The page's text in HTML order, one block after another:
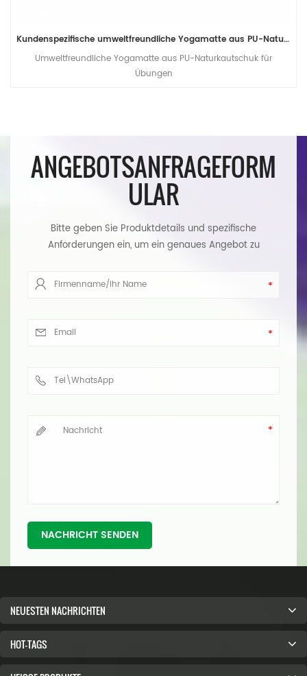
Kundenspezifische umweltfreundliche Yogamatte aus PU-Naturkautschuk für Importeure
Umweltfreundliche Yogamatte aus PU-Naturkautschuk für
Übungen
ANGEBOTSANFRAGEFORM
ULAR
Bitte geben Sie Produktdetails und spezifische
Anforderungen ein, um ein genaues Angebot zu
NACHRICHT SENDEN
NEUESTEN NACHRICHTEN
HOT-TAGS